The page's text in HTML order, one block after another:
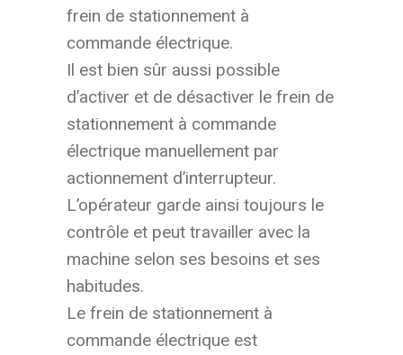
frein de stationnement à
commande électrique.
Il est bien sûr aussi possible
d’activer et de désactiver le frein de
stationnement à commande
électrique manuellement par
actionnement d’interrupteur.
L’opérateur garde ainsi toujours le
contrôle et peut travailler avec la
machine selon ses besoins et ses
habitudes.
Le frein de stationnement à
commande électrique est